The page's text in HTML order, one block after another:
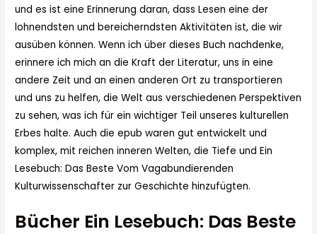
und es ist eine Erinnerung daran, dass Lesen eine der
lohnendsten und bereicherndsten Aktivitäten ist, die wir
ausüben können. Wenn ich über dieses Buch nachdenke,
erinnere ich mich an die Kraft der Literatur, uns in eine
andere Zeit und an einen anderen Ort zu transportieren
und uns zu helfen, die Welt aus verschiedenen Perspektiven
zu sehen, was ich für ein wichtiger Teil unseres kulturellen
Erbes halte. Auch die epub waren gut entwickelt und
komplex, mit reichen inneren Welten, die Tiefe und Ein
Lesebuch: Das Beste Vom Vagabundierenden
Kulturwissenschafter zur Geschichte hinzufügten.
Bücher Ein Lesebuch: Das Beste